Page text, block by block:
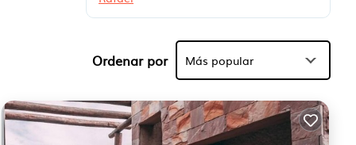
Ordenar por Más popular